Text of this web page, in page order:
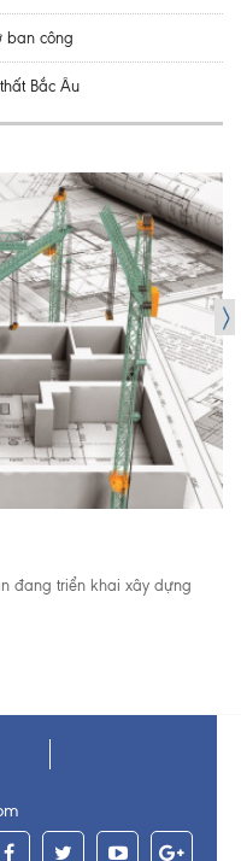
ban công
Bắc Âu
đang triển khai xây dựng